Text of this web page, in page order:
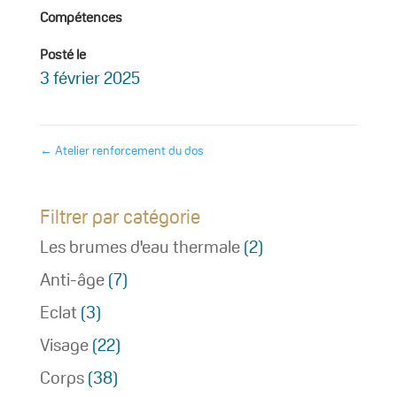
Compétences
Posté le
3 février 2025
← Atelier renforcement du dos
Filtrer par catégorie
Les brumes d'eau thermale (2)
Anti-âge (7)
Eclat (3)
Visage (22)
Corps (38)